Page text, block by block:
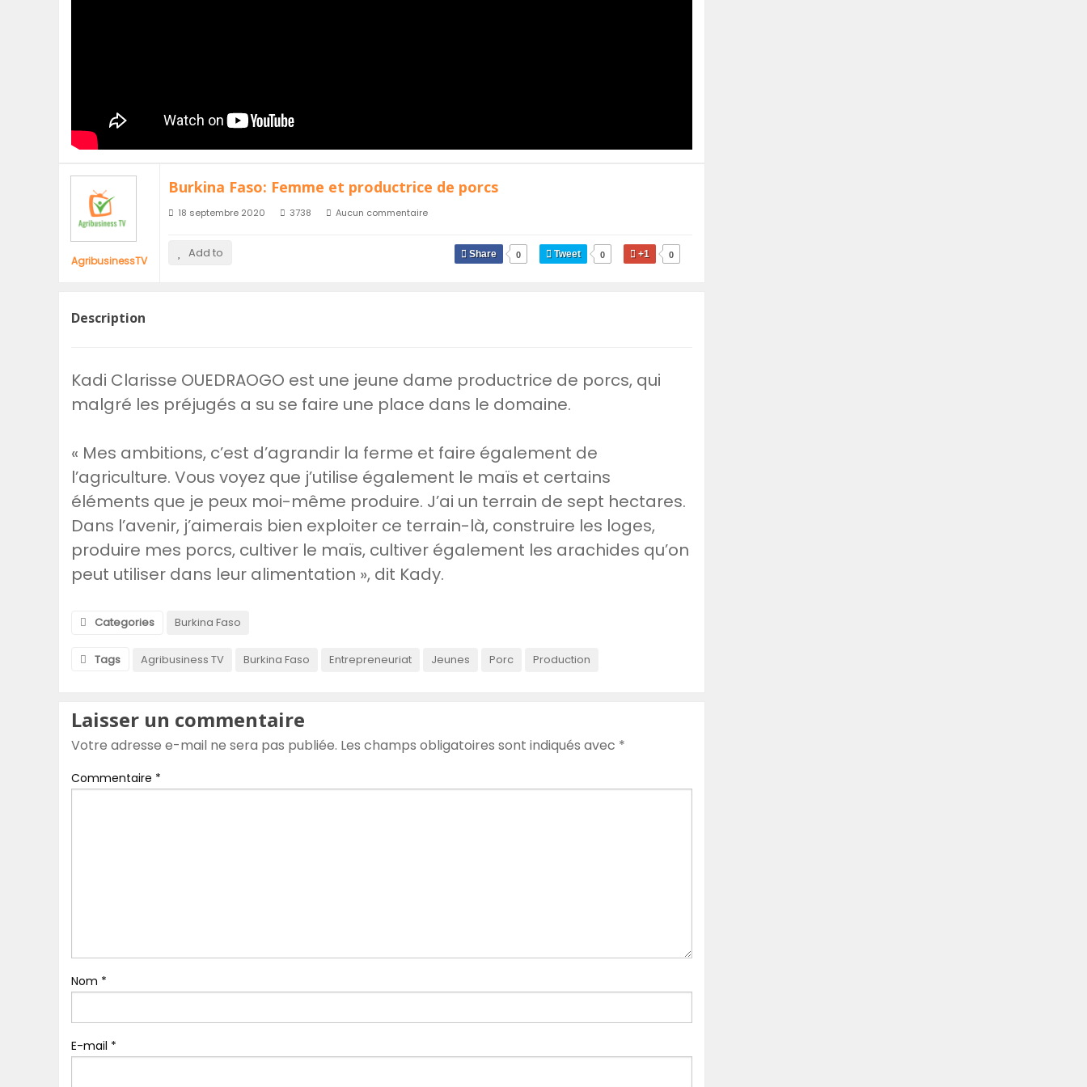
AgribusinessTV
Burkina Faso: Femme et productrice de porcs
18 septembre 2020 3738 Aucun commentaire
Add to Share 0 Tweet 0 +1 0
Description
Kadi Clarisse OUEDRAOGO est une jeune dame productrice de porcs, qui
malgré les préjugés a su se faire une place dans le domaine.
« Mes ambitions, c’est d’agrandir la ferme et faire également de
l’agriculture. Vous voyez que j’utilise également le maïs et certains
éléments que je peux moi-même produire. J’ai un terrain de sept hectares.
Dans l’avenir, j’aimerais bien exploiter ce terrain-là, construire les loges,
produire mes porcs, cultiver le maïs, cultiver également les arachides qu’on
peut utiliser dans leur alimentation », dit Kady.
Categories Burkina Faso
Tags Agribusiness TV Burkina Faso Entrepreneuriat Jeunes Porc Production
Laisser un commentaire
Votre adresse e-mail ne sera pas publiée. Les champs obligatoires sont indiqués avec *
Commentaire *
Nom *
E-mail *